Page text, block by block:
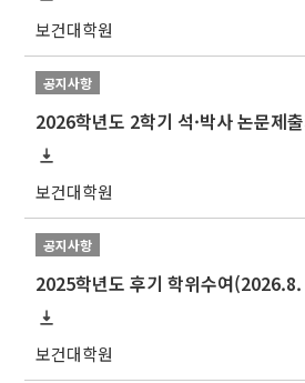
보건대학원
공지사항
보건대학원
공지사항
보건대학원